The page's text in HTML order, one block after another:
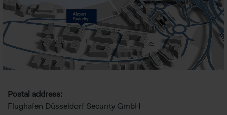
Daten verarbeiten.
Postal address:
Flughafen Düsseldorf Security GmbH